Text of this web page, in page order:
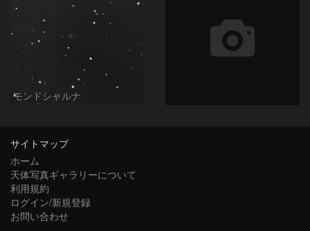
モンドシャルナ
サイトマップ
ホーム
天体写真ギャラリーについて
利用規約
ログイン/新規登録
お問い合わせ